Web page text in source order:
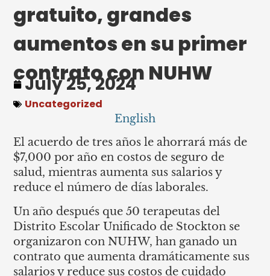
gratuito, grandes
aumentos en su primer
contrato con NUHW
July 25, 2024
Uncategorized
English
El acuerdo de tres años le ahorrará más de
$7,000 por año en costos de seguro de
salud, mientras aumenta sus salarios y
reduce el número de días laborales.
Un año después que 50 terapeutas del
Distrito Escolar Unificado de Stockton se
organizaron con NUHW, han ganado un
contrato que aumenta dramáticamente sus
salarios y reduce sus costos de cuidado